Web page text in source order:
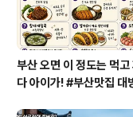
부산 오면 이 정도는 먹고
다 아이가! #부산맛집 대